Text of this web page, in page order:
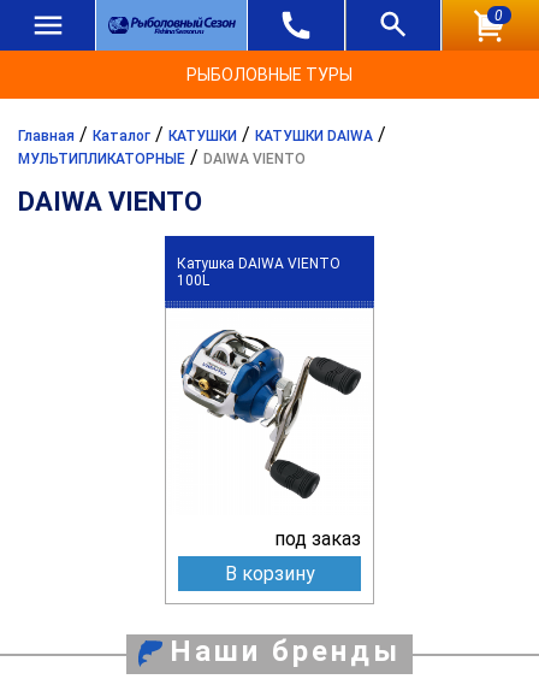
0
РЫБОЛОВНЫЕ ТУРЫ
Главная / Каталог / КАТУШКИ / КАТУШКИ DAIWA /
МУЛЬТИПЛИКАТОРНЫЕ / DAIWA VIENTO
DAIWA VIENTO
Катушка DAIWA VIENTO
100L
под заказ
В корзину
Наши бренды